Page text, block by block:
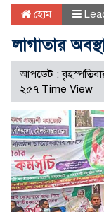
হোম
লাগাতার
আপডেট :
২৫৭ Time View